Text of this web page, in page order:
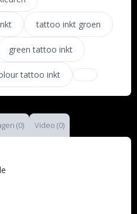
tattoo inkt groen
green tattoo inkt
tattoo inkt
(0) Video (0)